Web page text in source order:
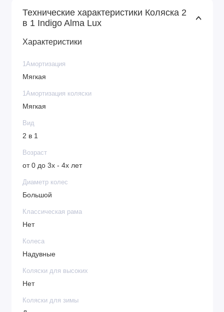
Технические характеристики Коляска 2
в 1 Indigo Alma Lux
Характеристики
1Амортизация
Мягкая
1Амортизация коляски
Мягкая
Вид
2 в 1
Возраст
от 0 до 3х - 4х лет
Диаметр колес
Большой
Классическая рама
Нет
Колеса
Надувные
Коляски для высоких
Нет
Коляски для зимы